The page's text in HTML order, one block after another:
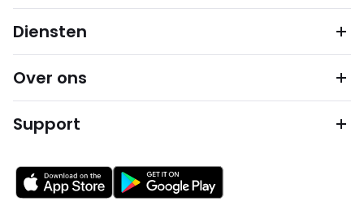
Diensten
Over ons
Support